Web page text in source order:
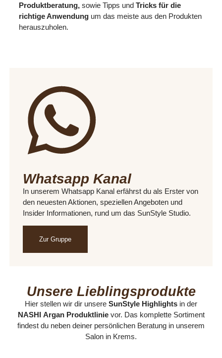
Produktberatung, sowie Tipps und Tricks für die
richtige Anwendung um das meiste aus den Produkten
herauszuholen.
Whatsapp Kanal
In unserem Whatsapp Kanal erfährst du als Erster von
den neuesten Aktionen, speziellen Angeboten und
Insider Informationen, rund um das SunStyle Studio.
Zur Gruppe
Unsere Lieblingsprodukte
Hier stellen wir dir unsere SunStyle Highlights in der
NASHIArgan Produktlinievor. Das komplette Sortiment
findest du neben deiner persönlichen Beratung in unserem
Salon in Krems.